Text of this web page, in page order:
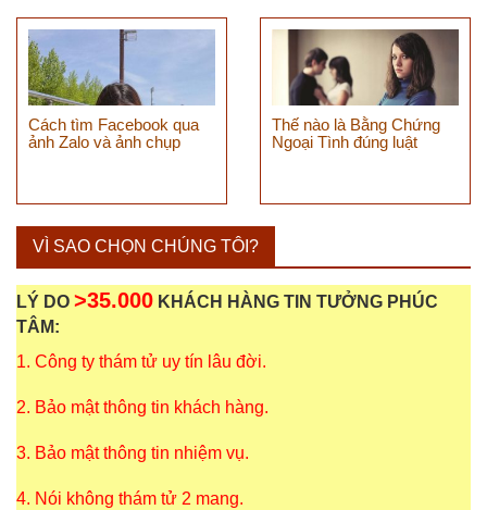
Cách tìm Facebook qua
ảnh Zalo và ảnh chụp
Thế nào là Bằng Chứng
Ngoại Tình đúng luật
VÌ SAO CHỌN CHÚNG TÔI?
LÝ DO >35.000 KHÁCH HÀNG TIN TƯỞNG PHÚC
TÂM:
1. Công ty thám tử uy tín lâu đời.
2. Bảo mật thông tin khách hàng.
3. Bảo mật thông tin nhiệm vụ.
4. Nói không thám tử 2 mang.